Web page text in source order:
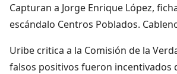
Capturan a Jorge Enrique López,
escándalo Centros Poblados.
Uribe critica a la Comisión de la
falsos positivos fueron incentivados